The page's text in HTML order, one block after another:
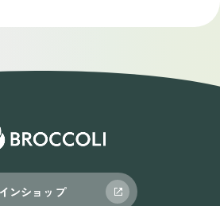
ンショップ